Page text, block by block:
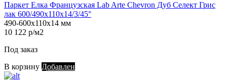
Паркет Елка Французская Lab Arte Chevron Дуб Селект Грис
лак 600/490х110х14/3/45°
490-600х110х14 мм
10 122 р/м2
Под заказ
В корзину Добавлен